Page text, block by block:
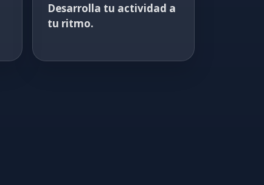
Desarrolla tu actividad a
tu ritmo.